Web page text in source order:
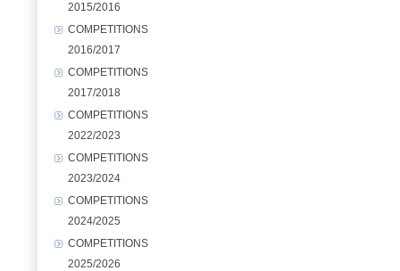
2015/2016
COMPETITIONS
2016/2017
COMPETITIONS
2017/2018
COMPETITIONS
2022/2023
COMPETITIONS
2023/2024
COMPETITIONS
2024/2025
COMPETITIONS
2025/2026